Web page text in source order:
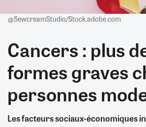
@SewcreamStudio/Stock.adobe.com
Cancers : plus
formes graves
personnes
Les facteurs sociaux-économiques